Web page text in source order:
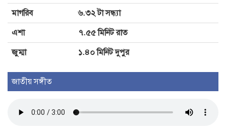
মাগরিব
৬.৩২ টা সন্ধ্যা
এশা
৭.৫৫ মিনিট রাত
জুম্মা
১.৪০ মিনিট দুপুর
জাতীয় সঙ্গীত